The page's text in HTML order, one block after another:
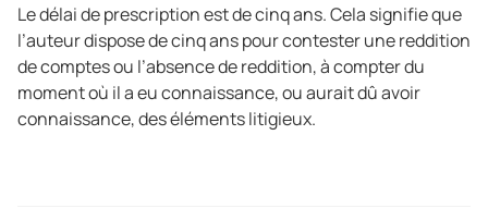
Le délai de prescription est de cinq ans. Cela signifie que
l’auteur dispose de cinq ans pour contester une reddition
de comptes ou l’absence de reddition, à compter du
moment où il a eu connaissance, ou aurait dû avoir
connaissance, des éléments litigieux.